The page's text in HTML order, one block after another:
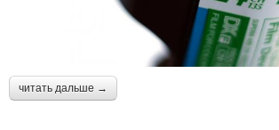
читать дальше →